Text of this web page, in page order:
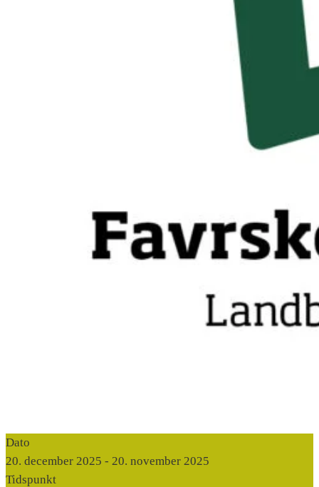
Dato
20. december 2025 - 20. november 2025
Tidspunkt